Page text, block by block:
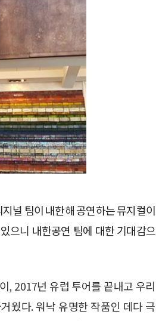
널 팀이 내한해 공연하는 뮤지컬이
으니 내한공연 팀에 대한 기대감으
, 2017년 유럽 투어를 끝내고 우리
웠다. 워낙 유명한 작품인 데다 극